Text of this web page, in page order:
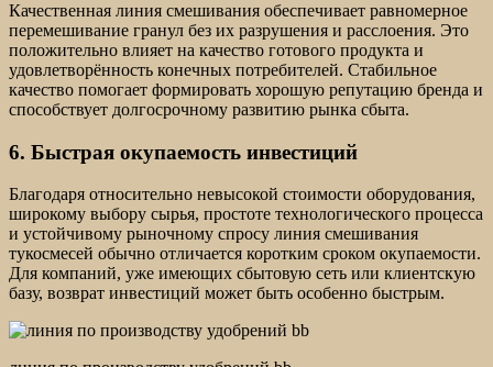
Качественная линия смешивания обеспечивает равномерное
перемешивание гранул без их разрушения и расслоения. Это
положительно влияет на качество готового продукта и
удовлетворённость конечных потребителей. Стабильное
качество помогает формировать хорошую репутацию бренда и
способствует долгосрочному развитию рынка сбыта.
6. Быстрая окупаемость инвестиций
Благодаря относительно невысокой стоимости оборудования,
широкому выбору сырья, простоте технологического процесса
и устойчивому рыночному спросу линия смешивания
тукосмесей обычно отличается коротким сроком окупаемости.
Для компаний, уже имеющих сбытовую сеть или клиентскую
базу, возврат инвестиций может быть особенно быстрым.